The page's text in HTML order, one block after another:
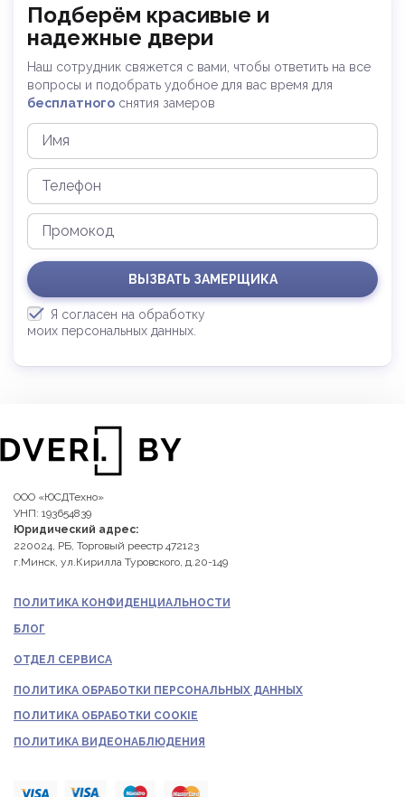
Подберём красивые и
надежные двери
Наш сотрудник свяжется с вами, чтобы ответить на все
вопросы и подобрать удобное для вас время для
бесплатного снятия замеров
ВЫЗВАТЬ ЗАМЕРЩИКА
Я согласен на обработку
моих персональных данных.
ООО «ЮСДТехно»
УНП: 193654839
Юридический адрес:
220024, РБ, Торговый реестр 472123
г.Минск, ул.Кирилла Туровского, д.20-149
ПОЛИТИКА КОНФИДЕНЦИАЛЬНОСТИ
БЛОГ
ОТДЕЛ СЕРВИСА
ПОЛИТИКА ОБРАБОТКИ ПЕРСОНАЛЬНЫХ ДАННЫХ
ПОЛИТИКА ОБРАБОТКИ COOKIE
ПОЛИТИКА ВИДЕОНАБЛЮДЕНИЯ